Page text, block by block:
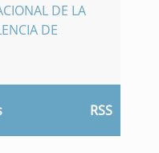
DE LA
DE
RSS